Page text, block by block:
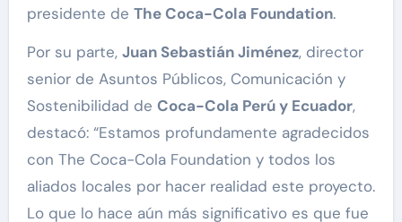
presidente de The Coca-Cola Foundation.
Por su parte, Juan Sebastián Jiménez, director
senior de Asuntos Públicos, Comunicación y
Sostenibilidad de Coca-Cola Perú y Ecuador,
destacó: “Estamos profundamente agradecidos
con The Coca-Cola Foundation y todos los
aliados locales por hacer realidad este proyecto.
Lo que lo hace aún más significativo es que fue